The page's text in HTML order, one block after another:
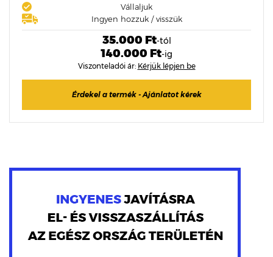
Vállaljuk
Ingyen hozzuk / visszük
35.000 Ft-tól
140.000 Ft-ig
Viszonteladói ár: Kérjük lépjen be
Érdekel a termék - Ajánlatot kérek